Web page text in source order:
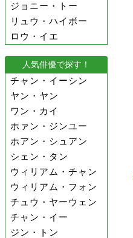
ジョニー・トー
リュウ・ハイボー
ロウ・イエ
人気俳優で探す！
チャン・イーシン
ヤン・ヤン
ワン・カイ
ホァン・ジンユー
ホアン・シュアン
シェン・タン
ウィリアム・チャン
ウィリアム・フォン
チュウ・ヤーウェン
チャン・イー
ジン・トン